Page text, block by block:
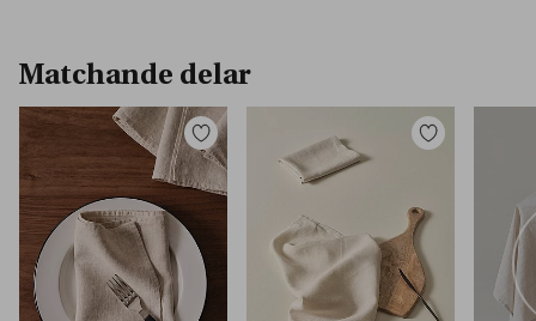
Matchande delar
Lägg
till
i
favoriter
Lägg